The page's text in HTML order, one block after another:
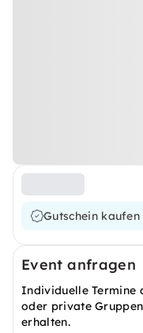
Gutschein kaufen
Event anfragen
Individuelle Termine
oder private
erhalten.